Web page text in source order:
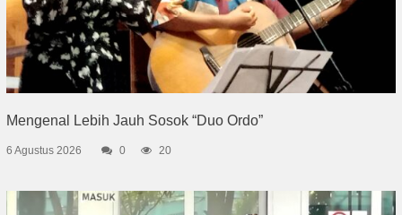
Mengenal Lebih Jauh Sosok “Duo Ordo”
6 Agustus 2026 0 20